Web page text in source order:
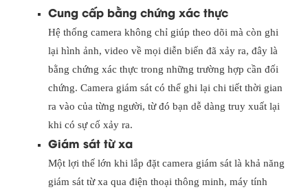
Cung cấp bằng chứng xác thực
Hệ thống camera không chỉ giúp theo dõi mà còn ghi
lại hình ảnh, video về mọi diễn biến đã xảy ra, đây là
bằng chứng xác thực trong những trường hợp cần đối
chứng. Camera giám sát có thể ghi lại chi tiết thời gian
ra vào của từng người, từ đó bạn dễ dàng truy xuất lại
khi có sự cố xảy ra.
Giám sát từ xa
Một lợi thế lớn khi lắp đặt camera giám sát là khả năng
giám sát từ xa qua điện thoại thông minh, máy tính